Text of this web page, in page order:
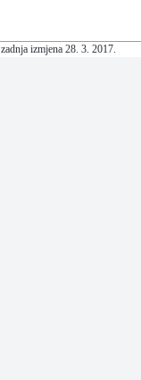
zadnja izmjena 28. 3. 2017.